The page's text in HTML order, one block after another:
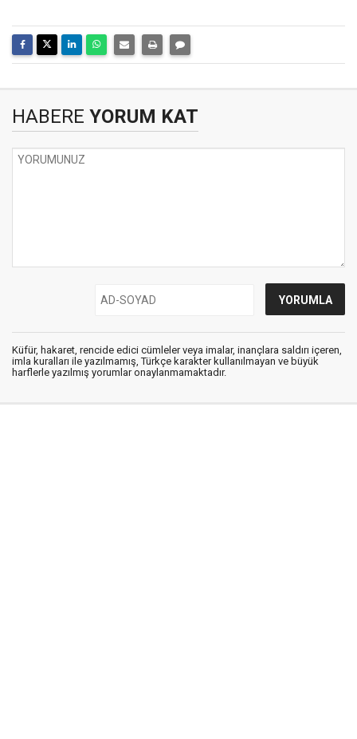
HABERE YORUM KAT
Küfür, hakaret, rencide edici cümleler veya imalar, inançlara saldırı içeren,
imla kuralları ile yazılmamış, Türkçe karakter kullanılmayan ve büyük
harflerle yazılmış yorumlar onaylanmamaktadır.